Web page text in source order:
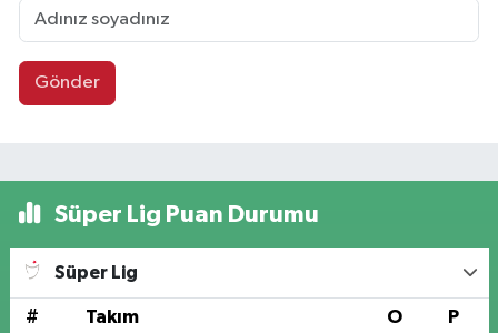
Gönder
Süper Lig Puan Durumu
Süper Lig
# Takım O P